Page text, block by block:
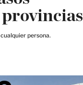
provincias
persona.